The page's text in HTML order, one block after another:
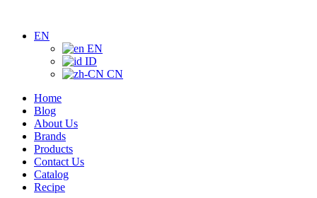
contentEN
EN
ID
CN
Home
Blog
About Us
Brands
Products
Contact Us
Catalog
Recipe